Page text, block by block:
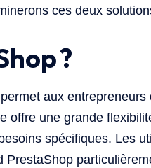
ces deux
?
aux
offre une grande
spécifiques. Les